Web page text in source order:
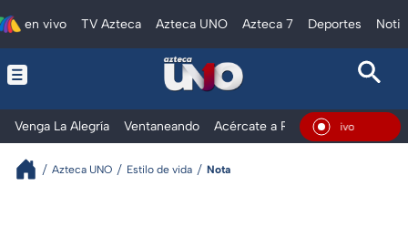
en vivo TV Azteca Azteca UNO Azteca 7 Deportes
Venga La Alegría Ventaneando Acércate a Rocío Al ExtremoEn
Azteca UNO Estilo de vida Nota